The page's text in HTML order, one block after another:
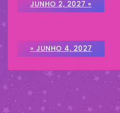
JUNHO 2, 2027 «
» JUNHO 4, 2027